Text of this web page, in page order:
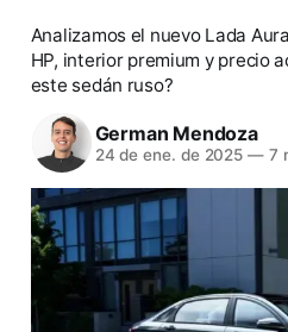
Analizamos el nuevo Lada
HP, interior premium y precio
este sedán ruso?
German Mendoza
24 de ene. de 2025 — 7